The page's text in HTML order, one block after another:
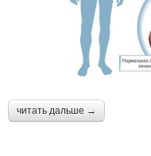
читать дальше →